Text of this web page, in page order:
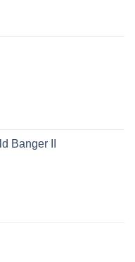
Banger II